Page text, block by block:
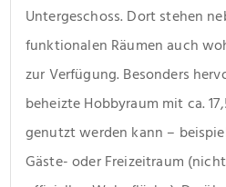
Untergeschoss. Dort stehen
funktionalen Räumen auch
zur Verfügung. Besonders
beheizte Hobbyraum mit ca.
genutzt werden kann –
Gäste- oder Freizeitraum